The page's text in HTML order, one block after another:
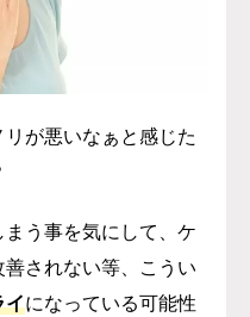
が悪いなぁと感じた
う事を気にして、ケ
されない等、こうい
イになっている可能性